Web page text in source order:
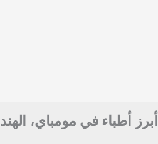
أبرز أطباء في مومباي، الهند